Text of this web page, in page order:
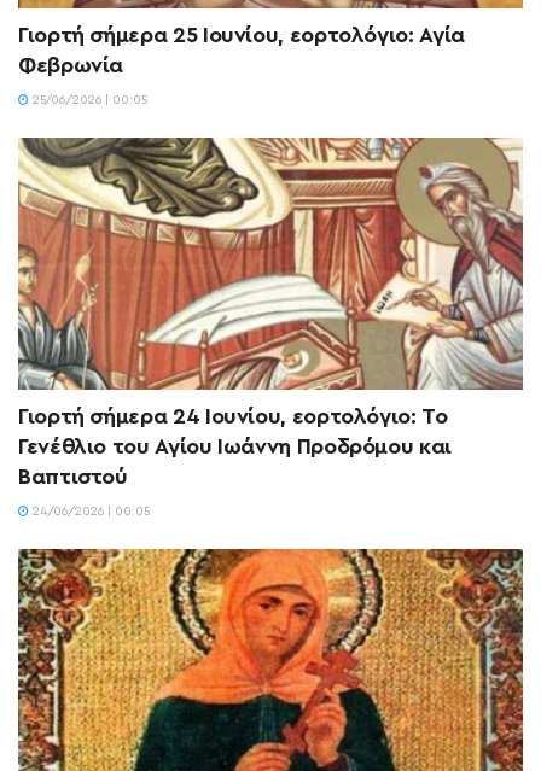
Γιορτή σήμερα 25 Ιουνίου, εορτολόγιο: Αγία
Φεβρωνία
25/06/2026 | 00:05
Γιορτή σήμερα 24 Ιουνίου, εορτολόγιο: Το
Γενέθλιο του Αγίου Ιωάννη Προδρόμου και
Βαπτιστού
24/06/2026 | 00:05